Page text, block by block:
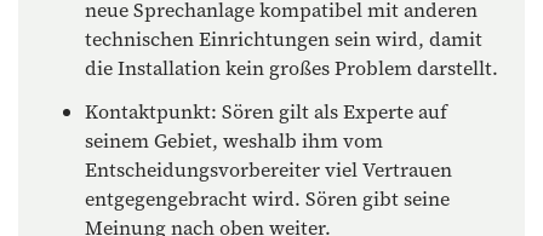
neue Sprechanlage kompatibel mit anderen
technischen Einrichtungen sein wird, damit
die Installation kein großes Problem darstellt.
Kontaktpunkt: Sören gilt als Experte auf
seinem Gebiet, weshalb ihm vom
Entscheidungsvorbereiter viel Vertrauen
entgegengebracht wird. Sören gibt seine
Meinung nach oben weiter.